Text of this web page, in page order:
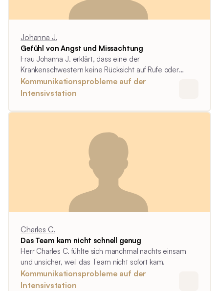
Johanna J.
Gefühl von Angst und Missachtung
Frau Johanna J. erklärt, dass eine der
Krankenschwestern keine Rücksicht auf Rufe oder
Schlafzeiten nahm. Dies führte zu einem Gefühl der
Angst und des Ignoriertwerdens.
Kommunikationsprobleme auf der
Intensivstation
Charles C.
Das Team kam nicht schnell genug
Herr Charles C. fühlte sich manchmal nachts einsam
und unsicher, weil das Team nicht sofort kam.
Kommunikationsprobleme auf der
Intensivstation